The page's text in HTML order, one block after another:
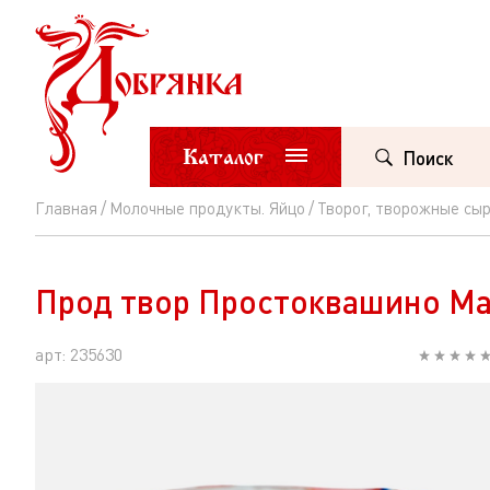
Каталог Поиск
Главная Молочные продукты. Яйцо Творог, творожные
Прод
твор
Простоквашино
Малина
Прод твор Простоквашино
арт: 235630